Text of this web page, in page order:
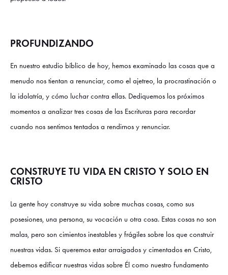
PROFUNDIZANDO
En nuestro estudio bíblico de hoy, hemos examinado las cosas que a
menudo nos tientan a renunciar, como el ajetreo, la procrastinación o
la idolatría, y cómo luchar contra ellas. Dediquemos los próximos
momentos a analizar tres cosas de las Escrituras para recordar
cuando nos sentimos tentados a rendirnos y renunciar.
CONSTRUYE TU VIDA EN CRISTO Y SOLO EN
CRISTO
La gente hoy construye su vida sobre muchas cosas, como sus
posesiones, una persona, su vocación u otra cosa. Estas cosas no son
malas, pero son cimientos inestables y frágiles sobre los que construir
nuestras vidas. Si queremos estar arraigados y cimentados en Cristo,
debemos edificar nuestras vidas sobre Él como nuestro fundamento